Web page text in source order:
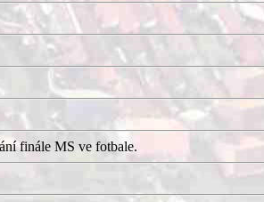
finále MS ve fotbale.